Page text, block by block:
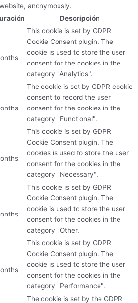
anonymously.
Descripción
This cookie is set by GDPR
Cookie Consent plugin. The
cookie is used to store the user
consent for the cookies in the
category "Analytics".
The cookie is set by GDPR cookie
consent to record the user
consent for the cookies in the
category "Functional".
This cookie is set by GDPR
Cookie Consent plugin. The
cookies is used to store the user
consent for the cookies in the
category "Necessary".
This cookie is set by GDPR
Cookie Consent plugin. The
cookie is used to store the user
consent for the cookies in the
category "Other.
This cookie is set by GDPR
Cookie Consent plugin. The
cookie is used to store the user
consent for the cookies in the
category "Performance".
The cookie is set by the GDPR